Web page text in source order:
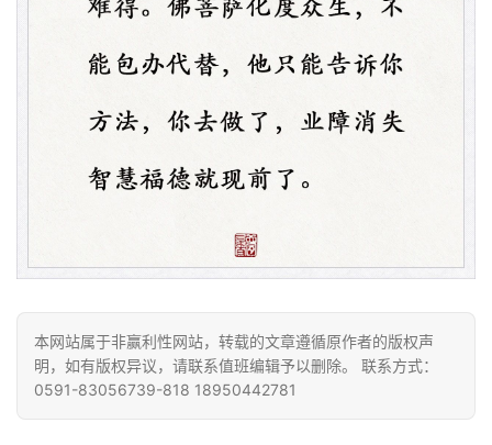
资
八
点
本网站属于非赢利性网站，转载的文章遵循原作者的版权声
明，如有版权异议，请联系值班编辑予以删除。 联系方式：
0591-83056739-818 18950442781